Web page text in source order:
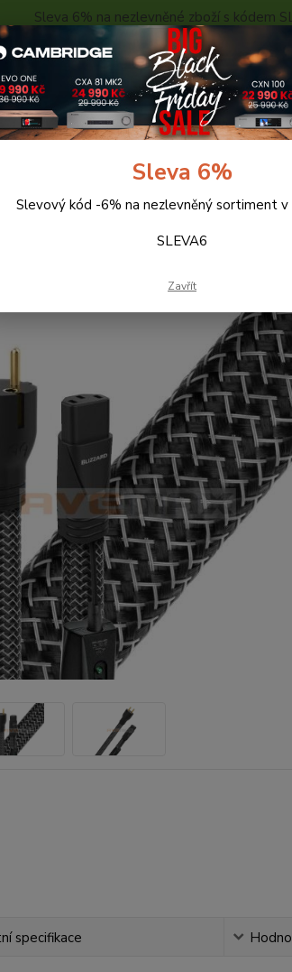
Sleva 6% na nezlevněné zboží s kódem
KONTAKTY O NÁS
POPTÁVKA ZBOŽÍ -
Hledat
Audioquest Blizzard, napájecí kabel - C13
Blizzard,
specifikace
Sleva 6%
Slevový kód -6% na nezlevněný sortiment v
SLEVA6
Zavřít